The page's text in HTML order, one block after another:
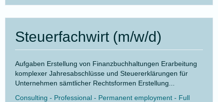
Steuerfachwirt (m/w/d)
Aufgaben Erstellung von Finanzbuchhaltungen Erarbeitung
komplexer Jahresabschlüsse und Steuererklärungen für
Unternehmen sämtlicher Rechtsformen Erstellung...
Consulting - Professional - Permanent employment - Full